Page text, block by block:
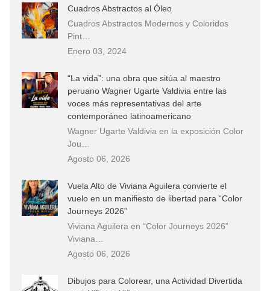
Cuadros Abstractos al Óleo
Cuadros Abstractos Modernos y Coloridos
Pint…
Enero 03, 2024
“La vida”: una obra que sitúa al maestro
peruano Wagner Ugarte Valdivia entre las
voces más representativas del arte
contemporáneo latinoamericano
Wagner Ugarte Valdivia en la exposición Color
Jou…
Agosto 06, 2026
Vuela Alto de Viviana Aguilera convierte el
vuelo en un manifiesto de libertad para “Color
Journeys 2026”
Viviana Aguilera en “Color Journeys 2026”
Viviana…
Agosto 06, 2026
Dibujos para Colorear, una Actividad Divertida